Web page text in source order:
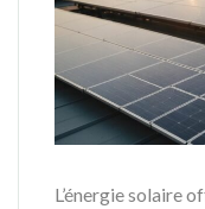
L’énergie solaire